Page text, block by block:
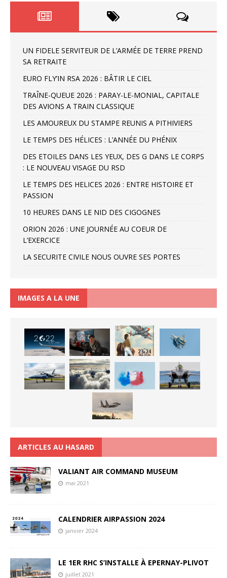
UN FIDELE SERVITEUR DE L’ARMÉE DE TERRE PREND
SA RETRAITE
EURO FLY’IN RSA 2026 : BÂTIR LE CIEL
TRAÎNE-QUEUE 2026 : PARAY-LE-MONIAL, CAPITALE
DES AVIONS A TRAIN CLASSIQUE
LES AMOUREUX DU STAMPE REUNIS A PITHIVIERS
LE TEMPS DES HÉLICES : L’ANNÉE DU PHÉNIX
DES ETOILES DANS LES YEUX, DES G DANS LE CORPS
: LE NOUVEAU VISAGE DU RSD
LE TEMPS DES HELICES 2026 : ENTRE HISTOIRE ET
PASSION
10 HEURES DANS LE NID DES CIGOGNES
ORION 2026 : UNE JOURNÉE AU COEUR DE
L’EXERCICE
LA SECURITE CIVILE NOUS OUVRE SES PORTES
IMAGES A LA UNE
ARTICLES AU HASARD
VALIANT AIR COMMAND MUSEUM
mai 2021
CALENDRIER AIRPASSION 2024
janvier 2024
LE 1ER RHC S’INSTALLE À EPERNAY-PLIVOT
juillet 2021